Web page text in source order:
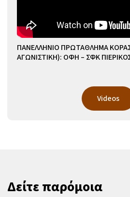
ΠΑΝΕΛΛΗΝΙΟ ΠΡΩΤΑΘΛΗΜΑ
ΑΓΩΝΙΣΤΙΚΗ): ΟΦΗ – ΣΦΚ
Videos
Δείτε παρόμοια